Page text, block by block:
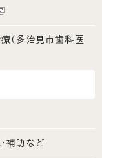
（多治見市歯科医
補助など